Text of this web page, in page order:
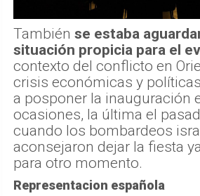
También se estaba
situación propicia para el
contexto del conflicto en
crisis económicas y
a posponer la inauguración
ocasiones, la última el
cuando los bombardeos
aconsejaron dejar la fiesta
para otro momento.
Representacion española